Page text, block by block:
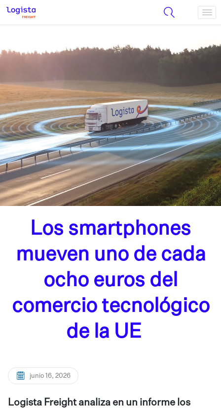
Los smartphones
mueven uno de cada
ocho euros del
comercio tecnológico
de la UE
junio 16, 2026
Logista Freight analiza en un informe los